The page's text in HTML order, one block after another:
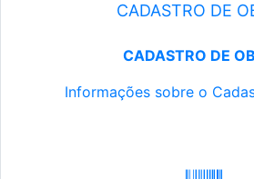
CADASTRO DE
CADASTRO DE
Informações sobre o